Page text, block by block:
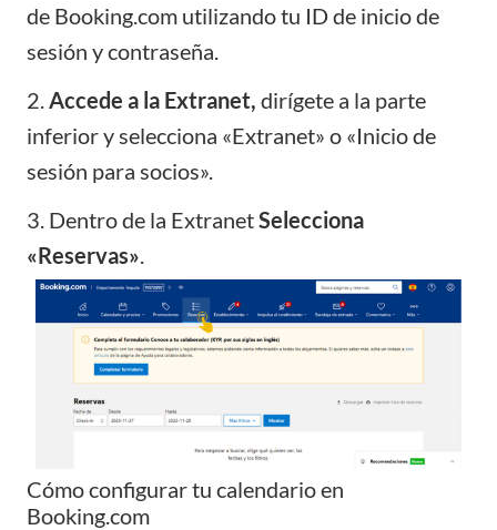
de Booking.com utilizando tu ID de inicio de
sesión y contraseña.
2. Accede a la Extranet, dirígete a la parte
inferior y selecciona «Extranet» o «Inicio de
sesión para socios».
3. Dentro de la ExtranetSelecciona
«Reservas»
Cómo configurar tu calendario en
Booking.com